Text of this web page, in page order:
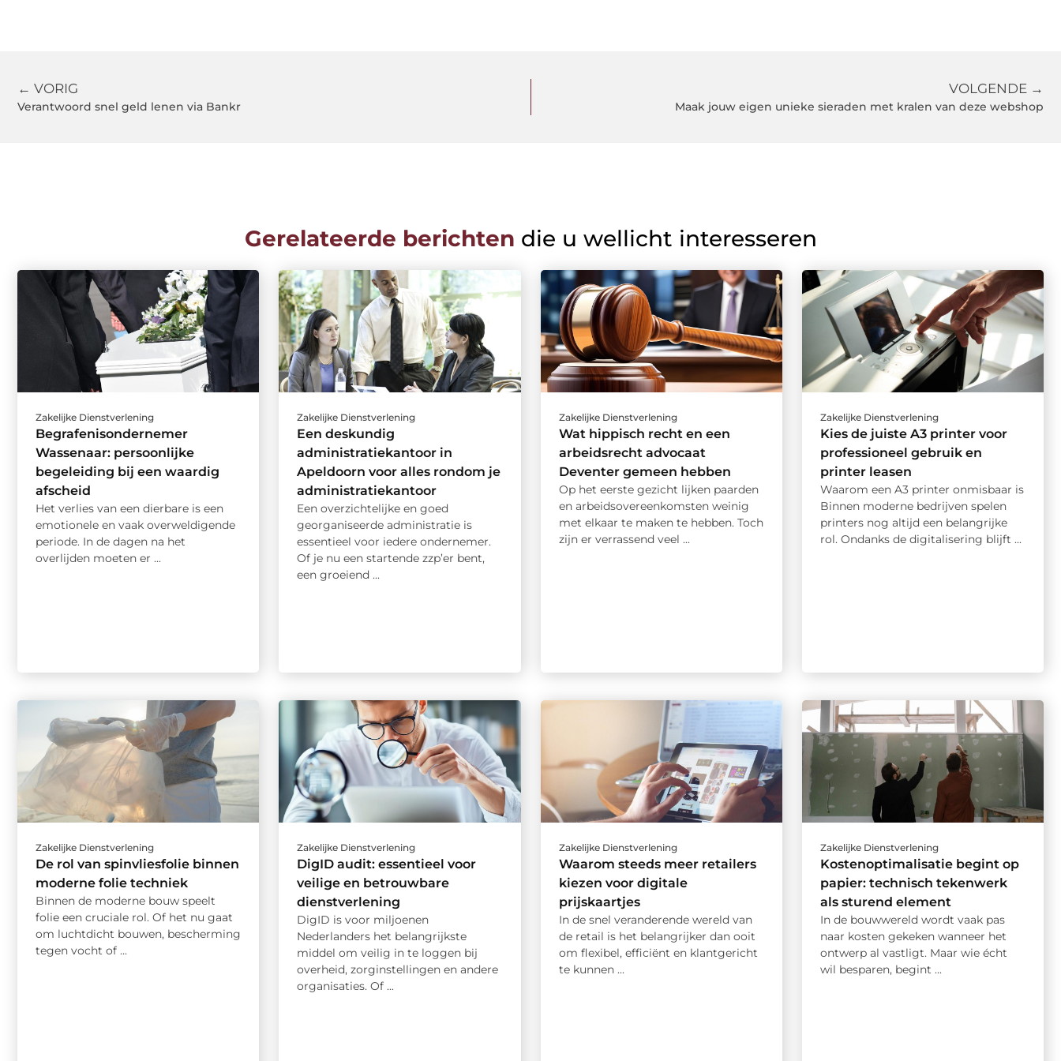
← VORIG
Verantwoord snel geld lenen via Bankr
VOLGENDE →
Maak jouw eigen unieke sieraden met kralen van deze webshop
Gerelateerde berichten die u wellicht interesseren
Zakelijke Dienstverlening
Begrafenisondernemer
Wassenaar: persoonlijke
begeleiding bij een waardig
afscheid
Het verlies van een dierbare is een
emotionele en vaak overweldigende
periode. In de dagen na het
overlijden moeten er ...
Zakelijke Dienstverlening
Een deskundig
administratiekantoor in
Apeldoorn voor alles rondom je
administratiekantoor
Een overzichtelijke en goed
georganiseerde administratie is
essentieel voor iedere ondernemer.
Of je nu een startende zzp’er bent,
een groeiend ...
Zakelijke Dienstverlening
Wat hippisch recht en een
arbeidsrecht advocaat
Deventer gemeen hebben
Op het eerste gezicht lijken paarden
en arbeidsovereenkomsten weinig
met elkaar te maken te hebben. Toch
zijn er verrassend veel ...
Zakelijke Dienstverlening
Kies de juiste A3 printer voor
professioneel gebruik en
printer leasen
Waarom een A3 printer onmisbaar is
Binnen moderne bedrijven spelen
printers nog altijd een belangrijke
rol. Ondanks de digitalisering blijft ...
Zakelijke Dienstverlening
De rol van spinvliesfolie binnen
moderne folie techniek
Binnen de moderne bouw speelt
folie een cruciale rol. Of het nu gaat
om luchtdicht bouwen, bescherming
tegen vocht of ...
Zakelijke Dienstverlening
DigID audit: essentieel voor
veilige en betrouwbare
dienstverlening
DigID is voor miljoenen
Nederlanders het belangrijkste
middel om veilig in te loggen bij
overheid, zorginstellingen en andere
organisaties. Of ...
Zakelijke Dienstverlening
Waarom steeds meer retailers
kiezen voor digitale
prijskaartjes
In de snel veranderende wereld van
de retail is het belangrijker dan ooit
om flexibel, efficiënt en klantgericht
te kunnen ...
Zakelijke Dienstverlening
Kostenoptimalisatie begint op
papier: technisch tekenwerk
als sturend element
In de bouwwereld wordt vaak pas
naar kosten gekeken wanneer het
ontwerp al vastligt. Maar wie écht
wil besparen, begint ...